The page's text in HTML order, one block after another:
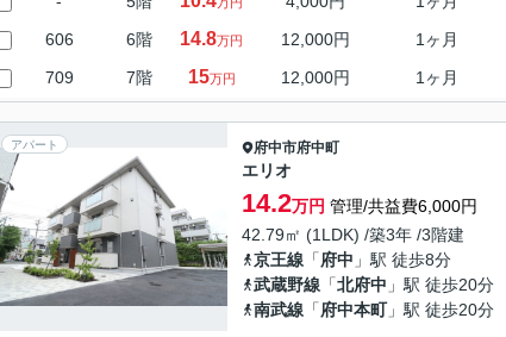
606 6階 14.8万円 12,000円 1ヶ月
709 7階 15万円 12,000円 1ヶ月
アパート 府中市府中町
エリオ
14.2万円 管理/共益費6,000円
42.79㎡ (1LDK) /築3年 /3階建
京王線 「府中 」駅 徒歩8分
武蔵野線 「北府中 」駅 徒歩20分
南武線 「府中本町」駅 徒歩20分